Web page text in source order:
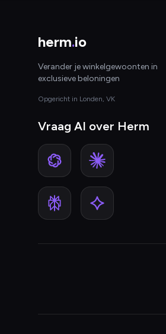
herm.io
Verander je winkelgewoonten in
exclusieve beloningen
Opgericht in Londen, VK
Vraag AI over Herm